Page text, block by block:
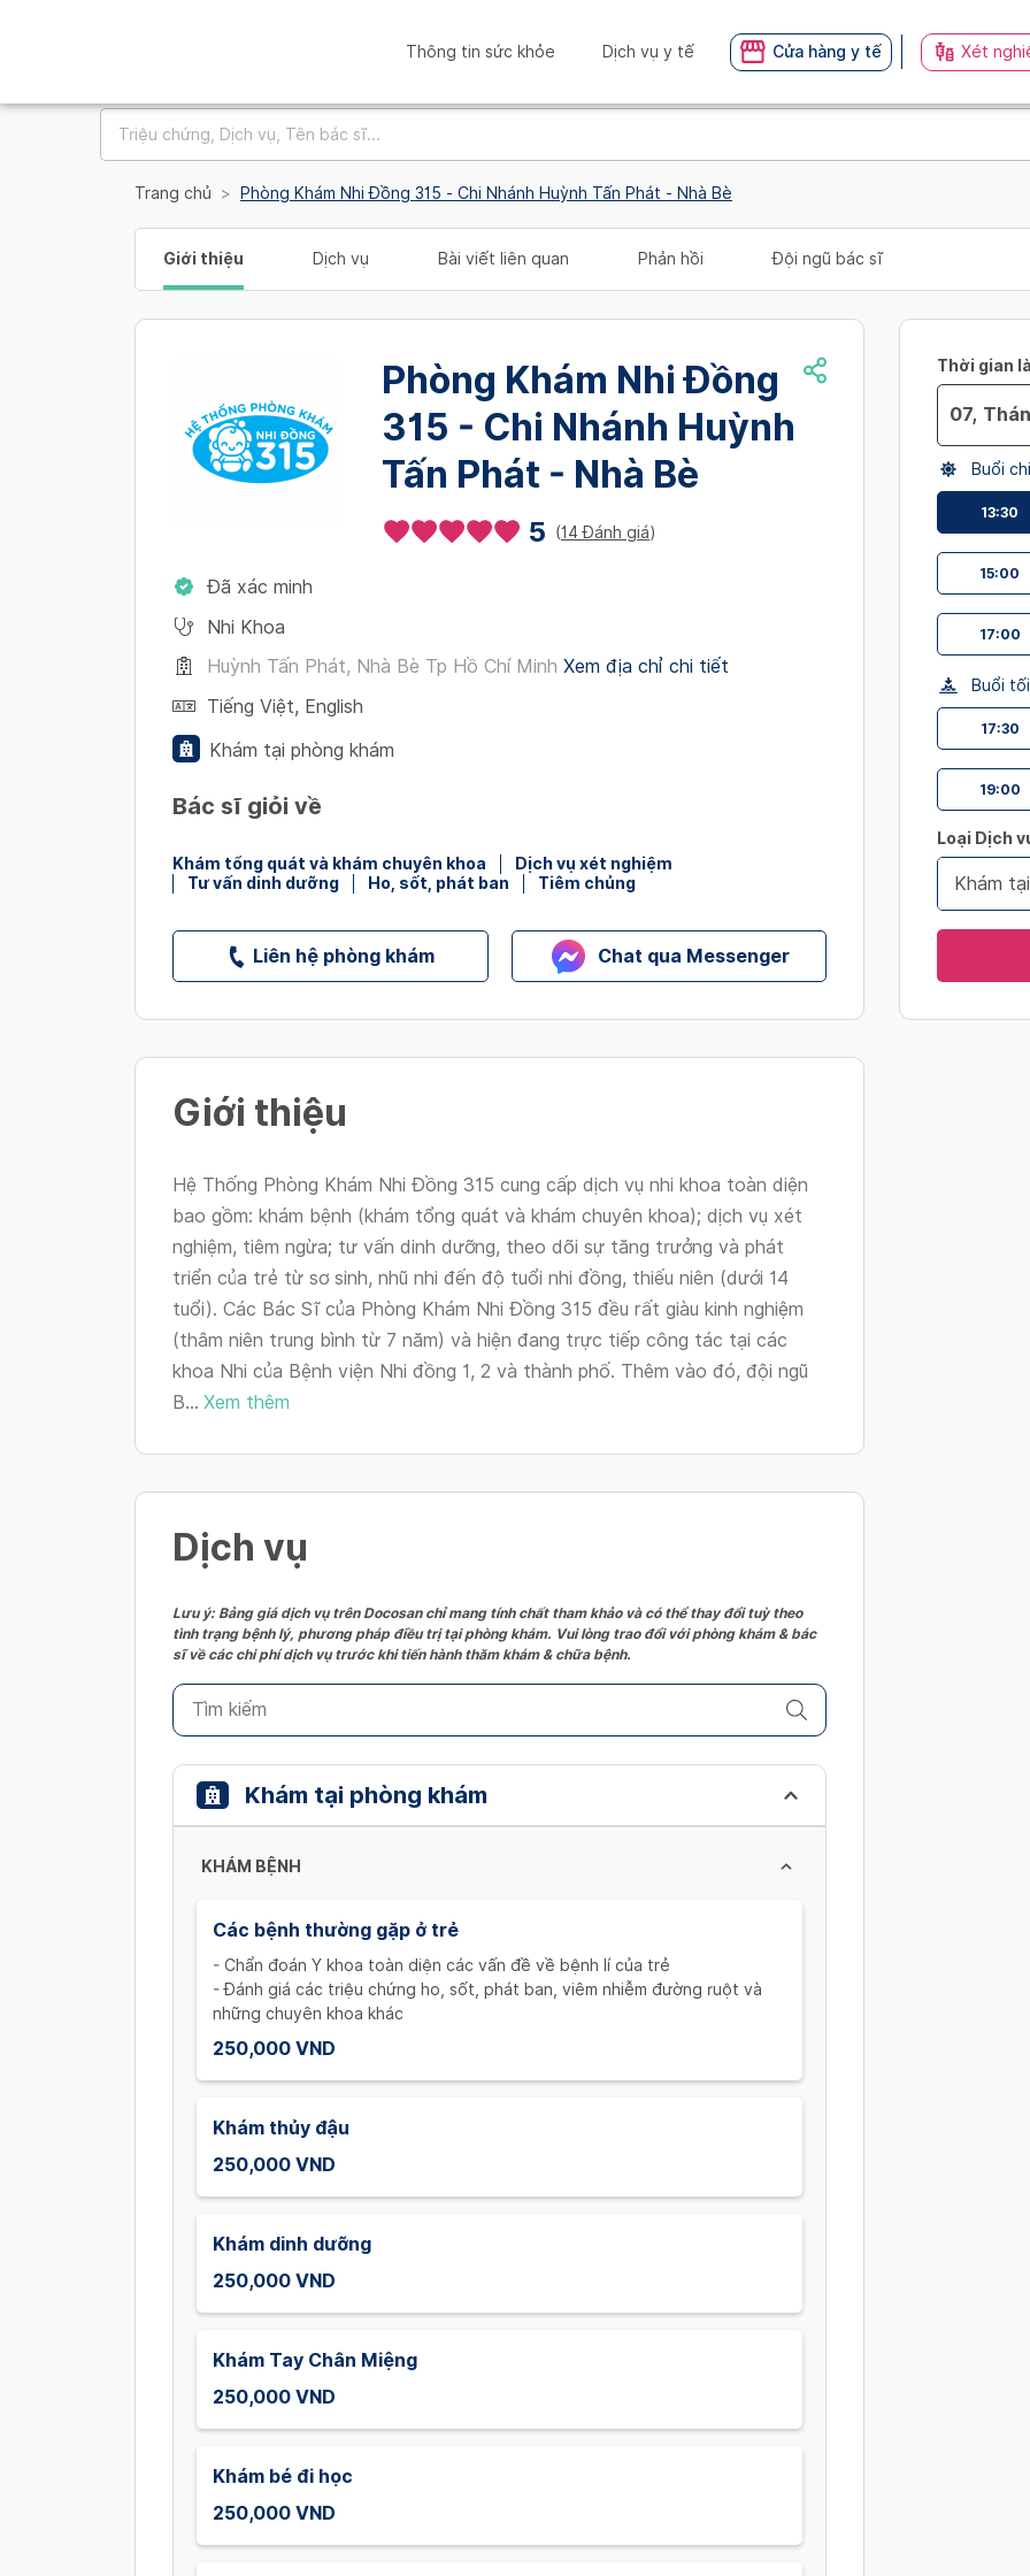
Thông tin sức khỏe Dịch vụ y tế Cửa hàng y tế Xét
Trang chủ Phòng Khám Nhi Đồng 315 - Chi Nhánh Huỳnh Tấn Phát - Nhà Bè
Giới thiệu Dịch vụ Bài viết liên quan Phản hồi Đội ngũ bác sĩ
Phòng Khám Nhi Đồng
315 - Chi Nhánh Huỳnh
Tấn Phát - Nhà Bè
5 (14 Đánh giá)
Đã xác minh
Nhi Khoa
Huỳnh Tấn Phát, Nhà Bè Tp Hồ Chí Minh Xem địa chỉ chi tiết
Tiếng Việt, English
Khám tại phòng khám
Bác sĩ giỏi về
Khám tổng quát và khám chuyên khoa
Dịch vụ xét nghiệm
Tư vấn dinh dưỡng
Ho, sốt, phát ban Tiêm chủng
Liên hệ phòng khám Chat qua Messenger
Giới thiệu
Hệ Thống Phòng Khám Nhi Đồng 315 cung cấp dịch vụ nhi khoa toàn diện
bao gồm: khám bệnh (khám tổng quát và khám chuyên khoa); dịch vụ xét
nghiệm, tiêm ngừa; tư vấn dinh dưỡng, theo dõi sự tăng trưởng và phát
triển của trẻ từ sơ sinh, nhũ nhi đến độ tuổi nhi đồng, thiếu niên (dưới 14
tuổi). Các Bác Sĩ của Phòng Khám Nhi Đồng 315 đều rất giàu kinh nghiệm
(thâm niên trung bình từ 7 năm) và hiện đang trực tiếp công tác tại các
khoa Nhi của Bệnh viện Nhi đồng 1, 2 và thành phố. Thêm vào đó, đội ngũ
B... Xem thêm
Dịch vụ
Lưu ý: Bảng giá dịch vụ trên Docosan chỉ mang tính chất tham khảo và có thể thay đổi tuỳ theo
tình trạng bệnh lý, phương pháp điều trị tại phòng khám. Vui lòng trao đổi với phòng khám & bác
sĩ về các chi phí dịch vụ trước khi tiến hành thăm khám & chữa bệnh.
Khám tại phòng khám
KHÁM BỆNH
Các bệnh thường gặp ở trẻ
- Chẩn đoán Y khoa toàn diện các vấn đề về bệnh lí của trẻ
- Đánh giá các triệu chứng ho, sốt, phát ban, viêm nhiễm đường ruột và
những chuyên khoa khác
250,000 VND
Khám thủy đậu
250,000 VND
Khám dinh dưỡng
250,000 VND
Khám Tay Chân Miệng
250,000 VND
Khám bé đi học
250,000 VND
Thời gian
Navigate
forward
interact
with
calendar
a
date.
Press
the
question
mark
key
to
get
for
Buổi
13:30
15:00
17:00
Buổi tối
17:30
19:00
Loại Dịch
Khám